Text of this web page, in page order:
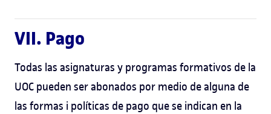
VII. Pago
Todas las asignaturas y programas formativos de la
UOC pueden ser abonados por medio de alguna de
las formas i políticas de pago que se indican en la